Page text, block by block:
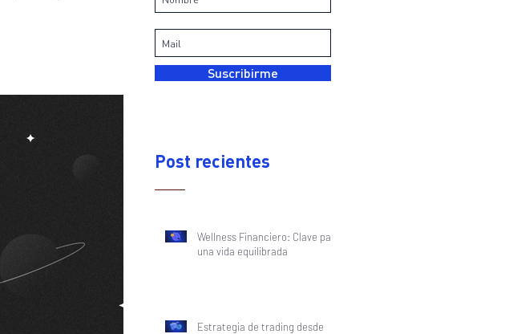
Suscribirme
Post recientes
Wellness Financiero: Clave para
una vida equilibrada
Estrategia de trading desde